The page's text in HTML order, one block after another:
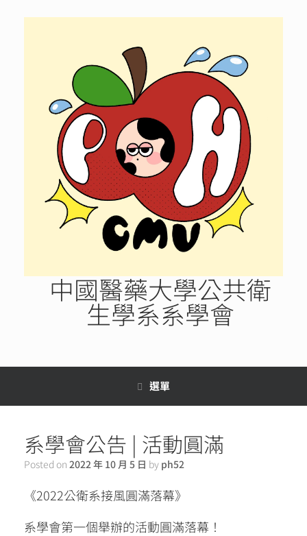
中國醫藥大學公共衛
生學系系學會
選單
系學會公告 | 活動圓滿
Posted on 2022 年 10 月 5 日 by ph52
《2022公衛系接風圓滿落幕》
系學會第一個舉辦的活動圓滿落幕！